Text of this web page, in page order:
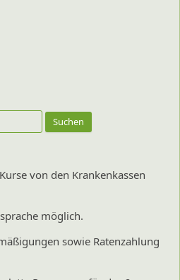
von den Krankenkassen
möglich.
sowie Ratenzahlung